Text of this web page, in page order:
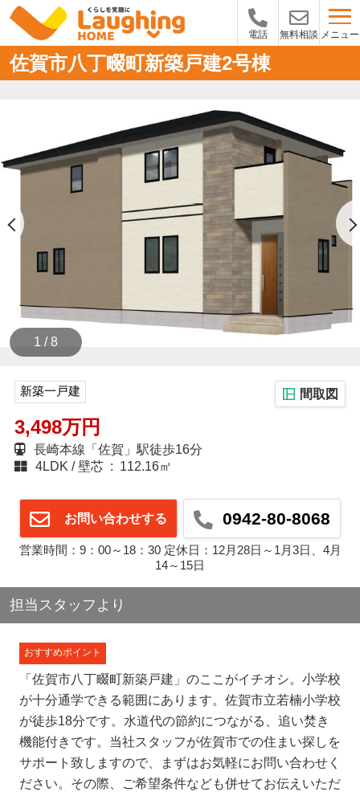
電話 無料相談 メニュー
佐賀市八丁畷町新築戸建2号棟
1 / 8
新築一戸建 間取図
3,498万円
長崎本線「佐賀」駅徒歩16分
4LDK
壁芯 : 112.16㎡
お問い合わせする 0942-80-8068
営業時間：9：00～18：30 定休日：12月28日～1月3日、4月
14～15日
担当スタッフより
おすすめポイント
「佐賀市八丁畷町新築戸建」のここがイチオシ。小学校
が十分通学できる範囲にあります。佐賀市立若楠小学校
が徒歩18分です。水道代の節約につながる、追い焚き
機能付きです。当社スタッフが佐賀市での住まい探しを
サポート致しますので、まずはお気軽にお問い合わせく
ださい。その際、ご希望条件なども併せてお伝えいただ